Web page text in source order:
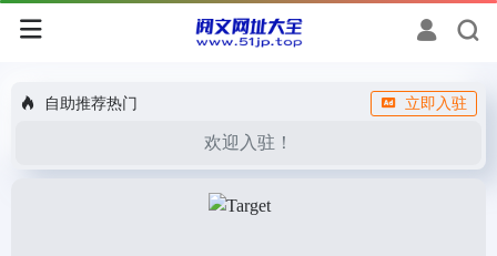
自助推荐热门 立即入驻
欢迎入驻！